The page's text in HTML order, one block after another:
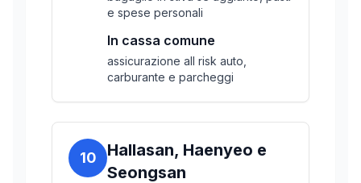
e spese personali
In cassa comune
assicurazione all risk auto,
carburante e parcheggi
10
Hallasan, Haenyeo e
Seongsan